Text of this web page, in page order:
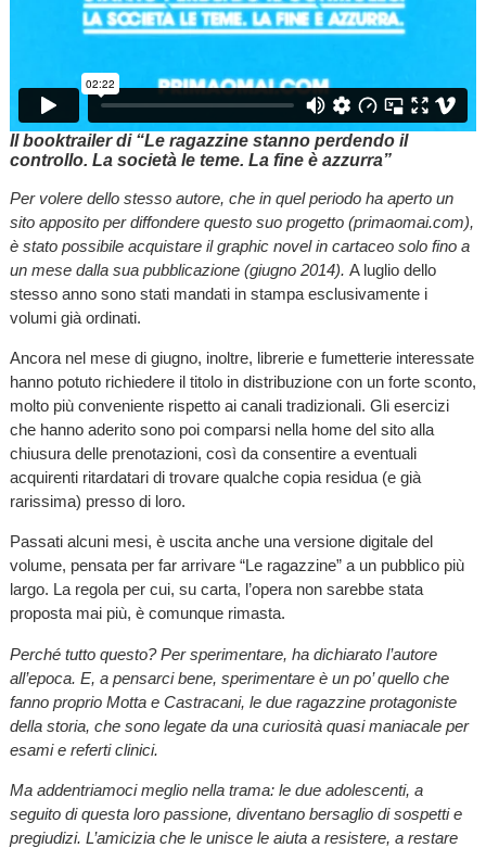
Il booktrailer di “Le ragazzine stanno perdendo il
controllo. La società le teme. La fine è azzurra”
Per volere dello stesso autore, che in quel periodo ha aperto un
sito apposito per diffondere questo suo progetto (primaomai.com),
è stato possibile acquistare il graphic novel in cartaceo solo fino a
un mese dalla sua pubblicazione (giugno 2014). A luglio dello
stesso anno sono stati mandati in stampa esclusivamente i
volumi già ordinati.
Ancora nel mese di giugno, inoltre, librerie e fumetterie interessate
hanno potuto richiedere il titolo in distribuzione con un forte sconto,
molto più conveniente rispetto ai canali tradizionali. Gli esercizi
che hanno aderito sono poi comparsi nella home del sito alla
chiusura delle prenotazioni, così da consentire a eventuali
acquirenti ritardatari di trovare qualche copia residua (e già
rarissima) presso di loro.
Passati alcuni mesi, è uscita anche una versione digitale del
volume, pensata per far arrivare “Le ragazzine” a un pubblico più
largo. La regola per cui, su carta, l’opera non sarebbe stata
proposta mai più, è comunque rimasta.
Perché tutto questo? Per sperimentare, ha dichiarato l’autore
all’epoca. E, a pensarci bene, sperimentare è un po’ quello che
fanno proprio Motta e Castracani, le due ragazzine protagoniste
della storia, che sono legate da una curiosità quasi maniacale per
esami e referti clinici.
Ma addentriamoci meglio nella trama: le due adolescenti, a
seguito di questa loro passione, diventano bersaglio di sospetti e
pregiudizi. L’amicizia che le unisce le aiuta a resistere, a restare